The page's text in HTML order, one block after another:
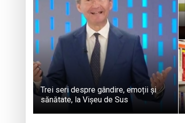
Trei seri despre gândire, emoții și
sănătate, la Vișeu de Sus